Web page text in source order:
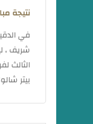
نتيجة
الثالث
بيتر